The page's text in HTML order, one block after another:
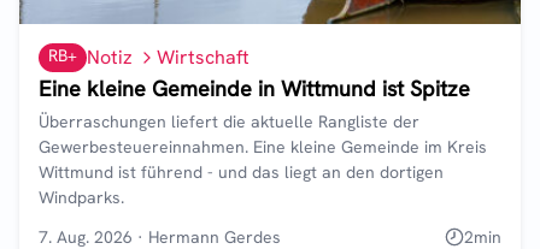
RB+ Notiz Wirtschaft
Eine kleine Gemeinde in Wittmund ist Spitze
Überraschungen liefert die aktuelle Rangliste der
Gewerbesteuereinnahmen. Eine kleine Gemeinde im Kreis
Wittmund ist führend - und das liegt an den dortigen
Windparks.
7. Aug. 2026 · Hermann Gerdes 2min